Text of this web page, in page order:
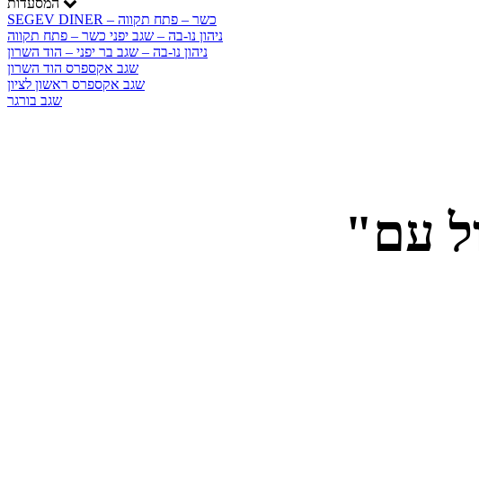
SEGEV DINER – כשר – פתח תקווה
ניהון נו-בה – שגב יפני כשר – פתח תקווה
ניהון נו-בה – שגב בר יפני – הוד השרון
שגב אקספרס הוד השרון
שגב אקספרס ראשון לציון
שגב בורגר
"עוגת" בצל ירוק וסגול עם